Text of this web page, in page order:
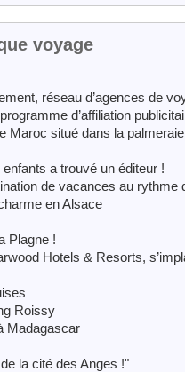
voyage
réseau d’agences de
d’affiliation
Maroc situé dans la
a trouvé un éditeur !
de vacances au rythme
en Alsace
Plagne !
Hotels & Resorts,
Roissy
Madagascar
la cité des Anges !"